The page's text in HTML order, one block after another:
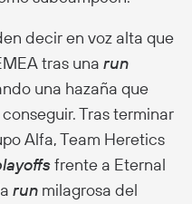
decir en voz alta que
tras una run
una hazaña que
Tras terminar
Alfa, Team Heretics
frente a Eternal
run milagrosa del